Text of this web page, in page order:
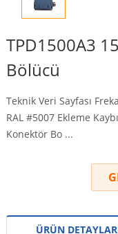
TPD1500A3
Bölücü
Teknik Veri Sayfası
RAL #5007 Ekleme
Konektör Bo ...
ÜRÜN